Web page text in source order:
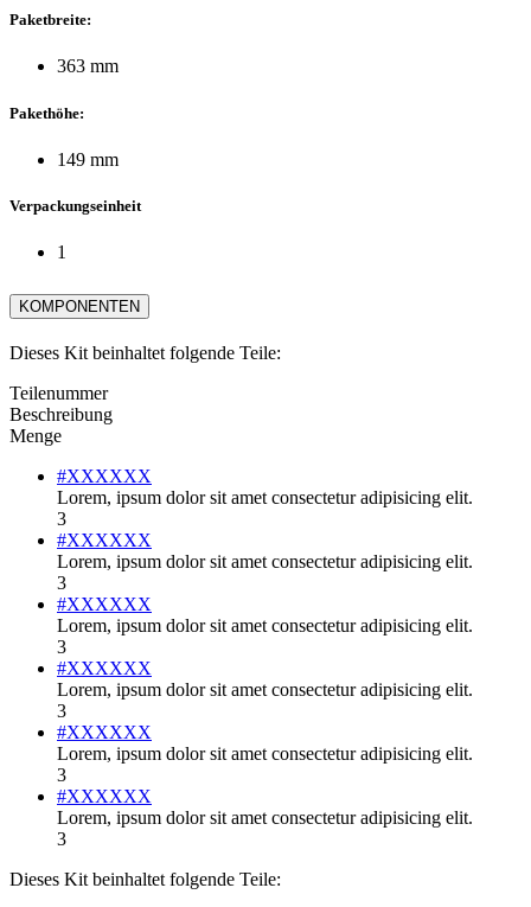
Paketbreite:
363 mm
Pakethöhe:
149 mm
Verpackungseinheit
1
KOMPONENTEN
Dieses Kit beinhaltet folgende Teile:
Teilenummer
Beschreibung
Menge
#XXXXXX
Lorem, ipsum dolor sit amet consectetur adipisicing elit.
3
#XXXXXX
Lorem, ipsum dolor sit amet consectetur adipisicing elit.
3
#XXXXXX
Lorem, ipsum dolor sit amet consectetur adipisicing elit.
3
#XXXXXX
Lorem, ipsum dolor sit amet consectetur adipisicing elit.
3
#XXXXXX
Lorem, ipsum dolor sit amet consectetur adipisicing elit.
3
#XXXXXX
Lorem, ipsum dolor sit amet consectetur adipisicing elit.
3
Dieses Kit beinhaltet folgende Teile: